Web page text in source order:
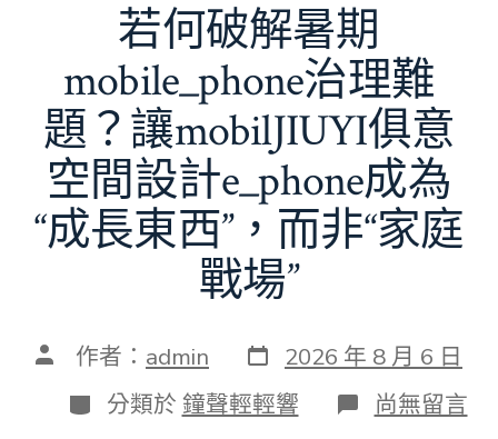
若何破解暑期
mobile_phone治理難
題？讓mobilJIUYI俱意
空間設計e_phone成為
“成長東西”，而非“家庭
戰場”
文 作者： admin 發
表
日
期
2026 年 8 月 6 日
分
類
分類於 鐘聲輕輕響 在
〈若
尚無留言